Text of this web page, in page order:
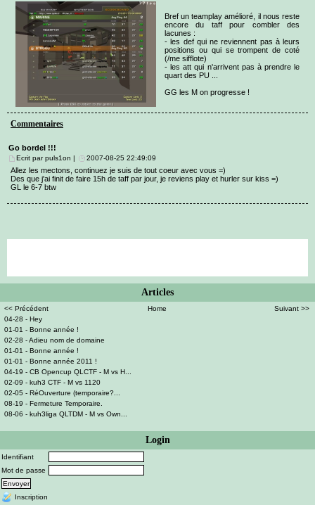
Articles
<< Précédent Home
Suivant >>
04-28 - Hey
01-01 - Bonne année !
02-28 - Adieu nom de domaine
01-01 - Bonne année !
01-01 - Bonne année 2011 !
04-19 - CB Opencup QLCTF - M vs H...
02-09 - kuh3 CTF - M vs 1120
02-05 - RéOuverture (temporaire?...
08-19 - Fermeture Temporaire.
08-06 - kuh3liga QLTDM - M vs Own...
Login
Identifiant
Mot de passe
Inscription
Bref un teamplay amélioré, il nous reste
encore du taff pour combler des
lacunes :
- les def qui ne reviennent pas à leurs
positions ou qui se trompent de coté
(/me sifflote)
- les att qui n'arrivent pas à prendre le
quart des PU ...
GG les M on progresse !
Commentaires
Go bordel !!!
Ecrit par puls1on | 2007-08-25 22:49:09
Allez les mectons, continuez je suis de tout coeur avec vous =)
Des que j'ai finit de faire 15h de taff par jour, je reviens play et hurler sur kiss =)
GL le 6-7 btw